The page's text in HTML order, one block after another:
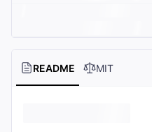
README MIT